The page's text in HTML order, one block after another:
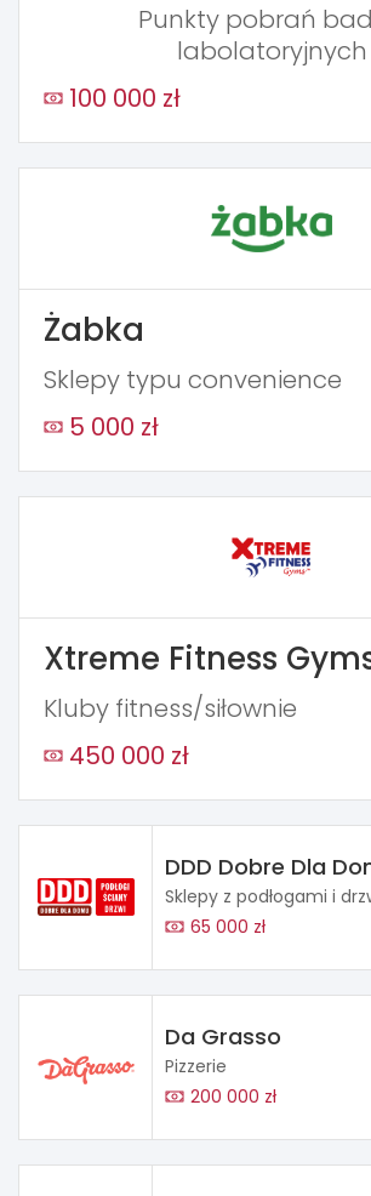
Punkty pobrań
labolatoryjnych
100 000 zł
Żabka
Sklepy typu convenience
5 000 zł
Xtreme Fitness
Kluby fitness/siłownie
450 000 zł
DDD Dobre Dla
Sklepy z podłogami i
65 000 zł
Da Grasso
Pizzerie
200 000 zł